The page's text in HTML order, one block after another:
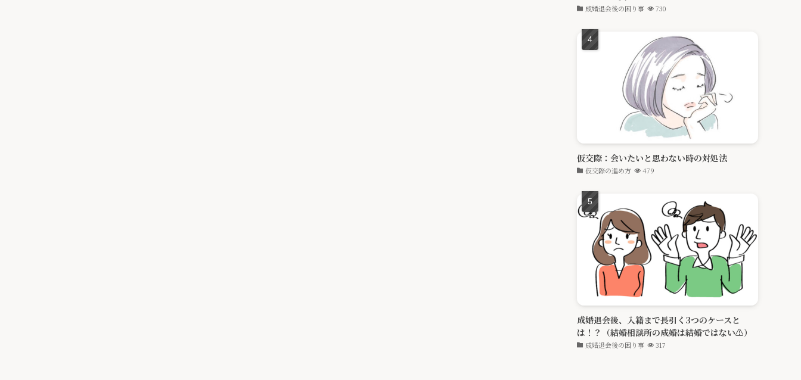
成婚退会後の困り事 730
仮交際：会いたいと思わない時の対処法
仮交際の進め方 479
成婚退会後、入籍まで長引く3つのケースと
は！？（結婚相談所の成婚は結婚ではない⚠️）
成婚退会後の困り事 317